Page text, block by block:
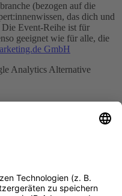
(bezogen auf die
das dich und
Event-Reihe ist für
geeignet wie für alle, die
GmbH
Analytics Alternative